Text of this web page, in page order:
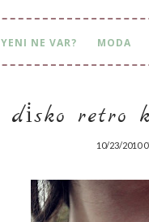
YENI NE VAR? MODA
di̇sko retro
10/23/2010